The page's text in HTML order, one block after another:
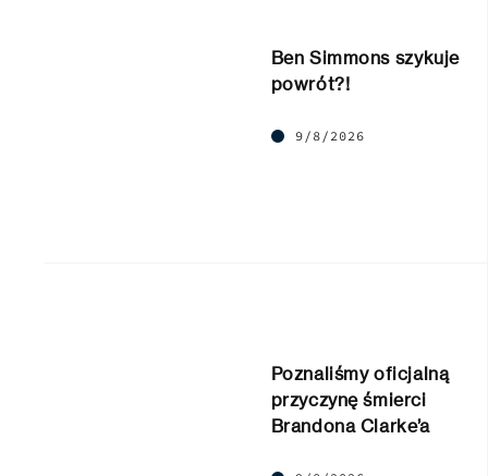
Ben Simmons szykuje
powrót?!
9/8/2026
Poznaliśmy oficjalną
przyczynę śmierci
Brandona Clarke’a